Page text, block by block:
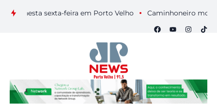
sexta-feira em Porto Velho Caminhoneiro morre após